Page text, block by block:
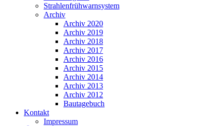
Strahlenfrühwarnsystem
Archiv
Archiv 2020
Archiv 2019
Archiv 2018
Archiv 2017
Archiv 2016
Archiv 2015
Archiv 2014
Archiv 2013
Archiv 2012
Bautagebuch
Kontakt
Impressum